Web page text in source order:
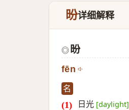
昐详细解释
◎ 昐
fēn
名
日光 [daylight]